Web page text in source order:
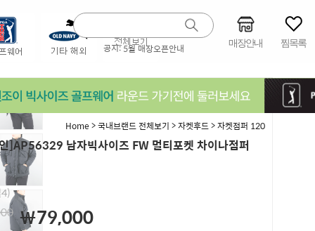
공지:5월 매장오픈안내 매장안내 찜목록
Home>국내브랜드 전체보기 >자켓후드>자켓점퍼 120
]AP56329 남자빅사이즈 FW 멀티포켓 차이나점퍼
￦79,000